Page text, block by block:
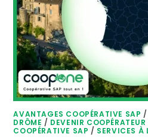
AVANTAGES COOPÉRATIVE SAP /
DRÔME / DEVENIR COOPÉRATEUR
COOPÉRATIVE SAP / SERVICES À